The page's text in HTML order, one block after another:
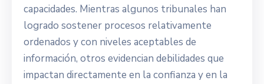
capacidades. Mientras algunos tribunales han
logrado sostener procesos relativamente
ordenados y con niveles aceptables de
información, otros evidencian debilidades que
impactan directamente en la confianza y en la